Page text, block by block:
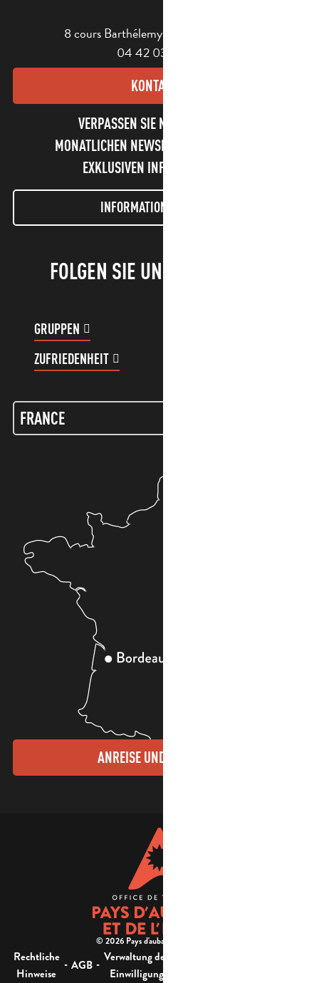
8 cours Barthélemy - 13400 Aubagne
04 42 03 49 98
KONTAKT
VERPASSEN SIE NICHT UNSEREN
MONATLICHEN NEWSLETTER UND UNSERE
EXKLUSIVEN INFORMATIONEN!
INFORMATIONEN LETTER
FOLGEN SIE UNS!
GRUPPEN
ZUFRIEDENHEIT
ANREISE UND KONTAKTE
© 2026 Pays d'aubagne et de l'étoile -
Rechtliche
Hinweise
- AGB - Verwaltung der
Einwilligung